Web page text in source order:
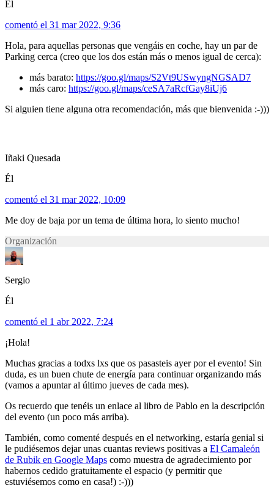
Él
comentó el 31 mar 2022, 9:36
Hola, para aquellas personas que vengáis en coche, hay un par de
Parking cerca (creo que los dos están más o menos igual de cerca):
más barato: https://goo.gl/maps/S2Vt9USwyngNGSAD7
más caro: https://goo.gl/maps/ceSA7aRcfGay8iUj6
Si alguien tiene alguna otra recomendación, más que bienvenida :-)))
Iñaki Quesada
Él
comentó el 31 mar 2022, 10:09
Me doy de baja por un tema de última hora, lo siento mucho!
Organización
Sergio
Él
comentó el 1 abr 2022, 7:24
¡Hola!
Muchas gracias a todxs lxs que os pasasteis ayer por el evento! Sin
duda, es un buen chute de energía para continuar organizando más
(vamos a apuntar al último jueves de cada mes).
Os recuerdo que tenéis un enlace al libro de Pablo en la descripción
del evento (un poco más arriba).
También, como comenté después en el networking, estaría genial si
le pudiésemos dejar unas cuantas reviews positivas a El Camaleón
de Rubik en Google Maps como muestra de agradecimiento por
habernos cedido gratuitamente el espacio (y permitir que
estuviésemos como en casa!) :-)))